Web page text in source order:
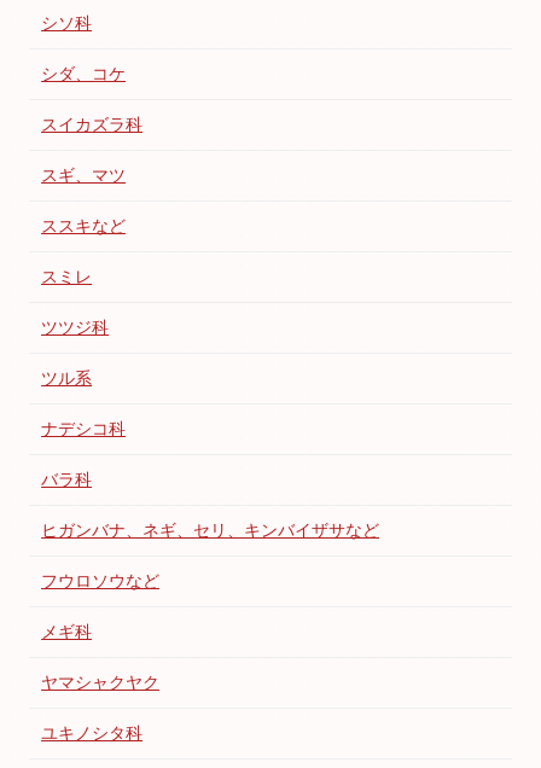
シソ科
シダ、コケ
スイカズラ科
スギ、マツ
ススキなど
スミレ
ツツジ科
ツル系
ナデシコ科
バラ科
ヒガンバナ、ネギ、セリ、キンバイザサなど
フウロソウなど
メギ科
ヤマシャクヤク
ユキノシタ科